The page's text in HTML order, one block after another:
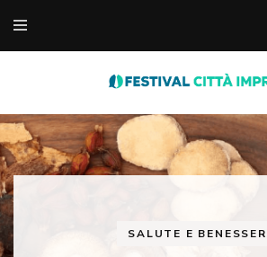
notizie varie dal web
SALUTE E